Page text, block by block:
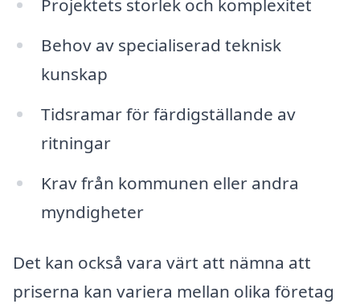
Projektets storlek och komplexitet
Behov av specialiserad teknisk
kunskap
Tidsramar för färdigställande av
ritningar
Krav från kommunen eller andra
myndigheter
Det kan också vara värt att nämna att
priserna kan variera mellan olika företag